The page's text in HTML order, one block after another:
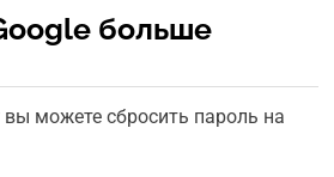
больше
можете сбросить пароль на